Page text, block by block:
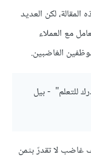
لكن العديد
مع العملاء
الغاضبين.
للتعلم" - بيل
غاضب لا تقدرّ بثمن